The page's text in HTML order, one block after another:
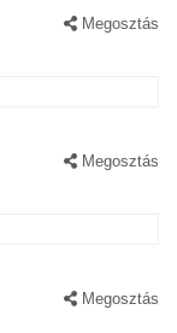
Megosztás
Megosztás
Megosztás